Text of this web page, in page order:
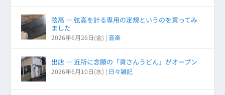
弦高 ― 弦高を計る専用の定規というのを買ってみ
ました
2026年6月26日(金) |音楽
出店 ― 近所に念願の「資さんうどん」がオープン
2026年6月10日(水) | 日々雑記